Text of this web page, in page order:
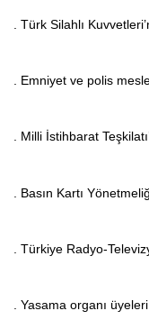
. Türk Silahlı
. Emniyet ve polis
. Milli İstihbarat
. Basın Kartı
. Türkiye Radyo-
. Yasama organı